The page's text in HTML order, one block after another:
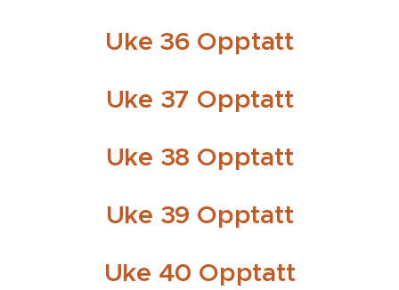
Uke 36 Opptatt
Uke 37 Opptatt
Uke 38 Opptatt
Uke 39 Opptatt
Uke 40 Opptatt